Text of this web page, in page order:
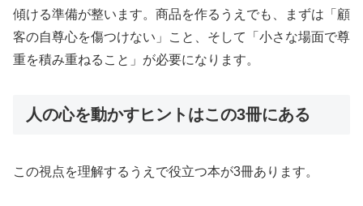
傾ける準備が整います。商品を作るうえでも、まずは「顧
客の自尊心を傷つけない」こと、そして「小さな場面で尊
重を積み重ねること」が必要になります。
人の心を動かすヒントはこの3冊にある
この視点を理解するうえで役立つ本が3冊あります。